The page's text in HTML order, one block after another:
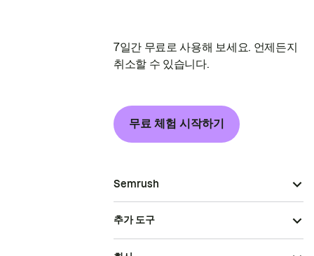
7일간 무료로 사용해 보세요. 언제든지
취소할 수 있습니다.
무료 체험 시작하기
Semrush
추가 도구